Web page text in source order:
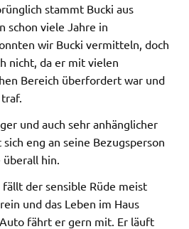
stammt Bucki aus
schon viele Jahre in
wir Bucki vermitteln, doch
nicht, da er mit vielen
Bereich überfordert war und
und auch sehr anhänglicher
eng an seine Bezugsperson
hin.
fällt der sensible Rüde meist
und das Leben im Haus
fährt er gern mit. Er läuft